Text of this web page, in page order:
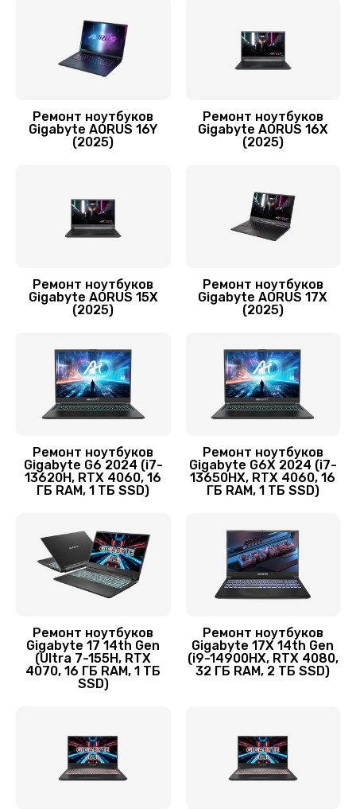
Ремонт цепей питания
Замена звуковой карты
Замена шим-контроллера
Заказать
Замена разъёмов (HDMI, DVI, Дисплей порта)
Заказать
890 руб.
Замена аккумулятора
860 руб.
Заказать
Замена термопасты
Ремонт ноутбуков
Gigabyte AORUS 16Y
(2025)
Ремонт ноутбуков
Gigabyte AORUS 16X
(2025)
Ремонт ноутбуков
Gigabyte AORUS 15X
(2025)
Ремонт ноутбуков
Gigabyte AORUS 17X
(2025)
Ремонт ноутбуков
Gigabyte G6 2024 (i7-
13620H, RTX 4060, 16
ГБ RAM, 1 ТБ SSD)
Ремонт ноутбуков
Gigabyte G6X 2024 (i7-
13650HX, RTX 4060, 16
ГБ RAM, 1 ТБ SSD)
Ремонт ноутбуков
Gigabyte 17 14th Gen
(Ultra 7-155H, RTX
4070, 16 ГБ RAM, 1 ТБ
SSD)
Ремонт ноутбуков
Gigabyte 17X 14th Gen
(i9-14900HX, RTX 4080,
32 ГБ RAM, 2 ТБ SSD)